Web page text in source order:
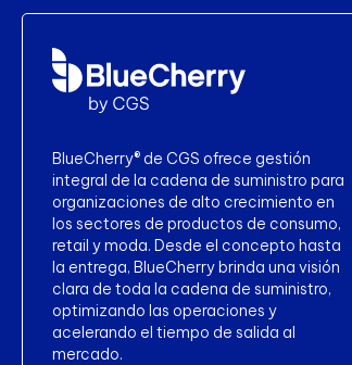
BlueCherry® de CGS ofrece gestión
integral de la cadena de suministro para
organizaciones de alto crecimiento en
los sectores de productos de consumo,
retail y moda. Desde el concepto hasta
la entrega, BlueCherry brinda una visión
clara de toda la cadena de suministro,
optimizando las operaciones y
acelerando el tiempo de salida al
mercado.